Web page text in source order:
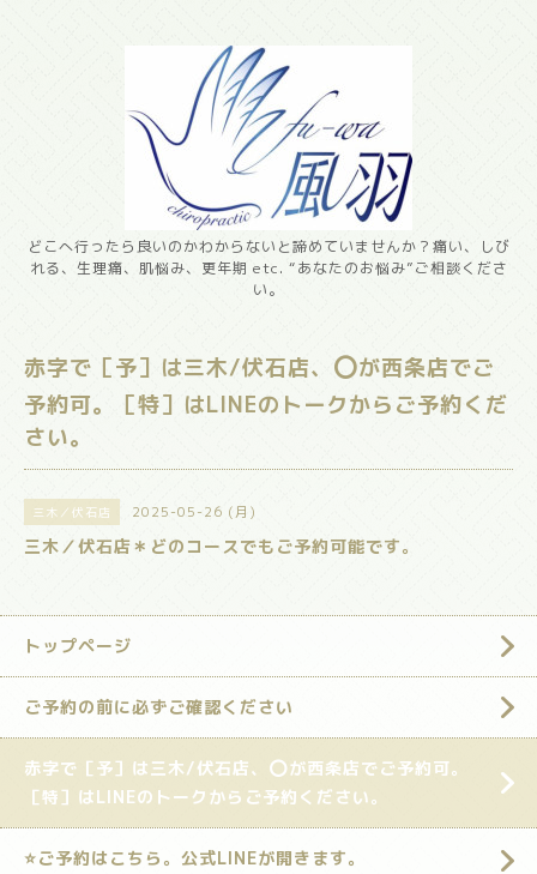
どこへ行ったら良いのかわからないと諦めていませんか？痛い、しび
れる、生理痛、肌悩み、更年期 etc. “あなたのお悩み”ご相談くださ
い。
赤字で［予］は三木/伏石店、⭕️が西条店でご
予約可。［特］はLINEのトークからご予約くだ
さい。
三木／伏石店 2025-05-26 (月)
三木／伏石店＊どのコースでもご予約可能です。
トップページ
ご予約の前に必ずご確認ください
赤字で［予］は三木/伏石店、⭕️が西条店でご予約可。
［特］はLINEのトークからご予約ください。
⭐️ご予約はこちら。公式LINEが開きます。